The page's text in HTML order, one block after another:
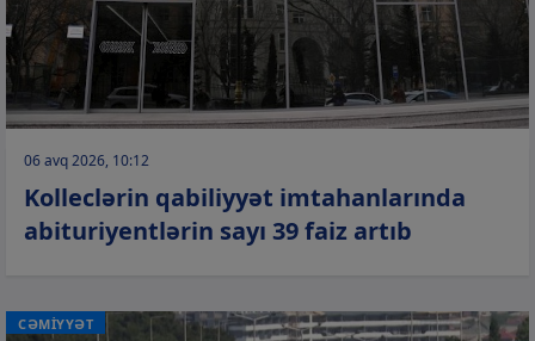
06 avq 2026, 10:12
Kolleclərin qabiliyyət imtahanlarında
abituriyentlərin sayı 39 faiz artıb
CƏMİYYƏT